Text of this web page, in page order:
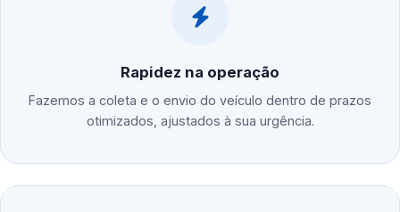
Rapidez na operação
Fazemos a coleta e o envio do veículo dentro de prazos
otimizados, ajustados à sua urgência.